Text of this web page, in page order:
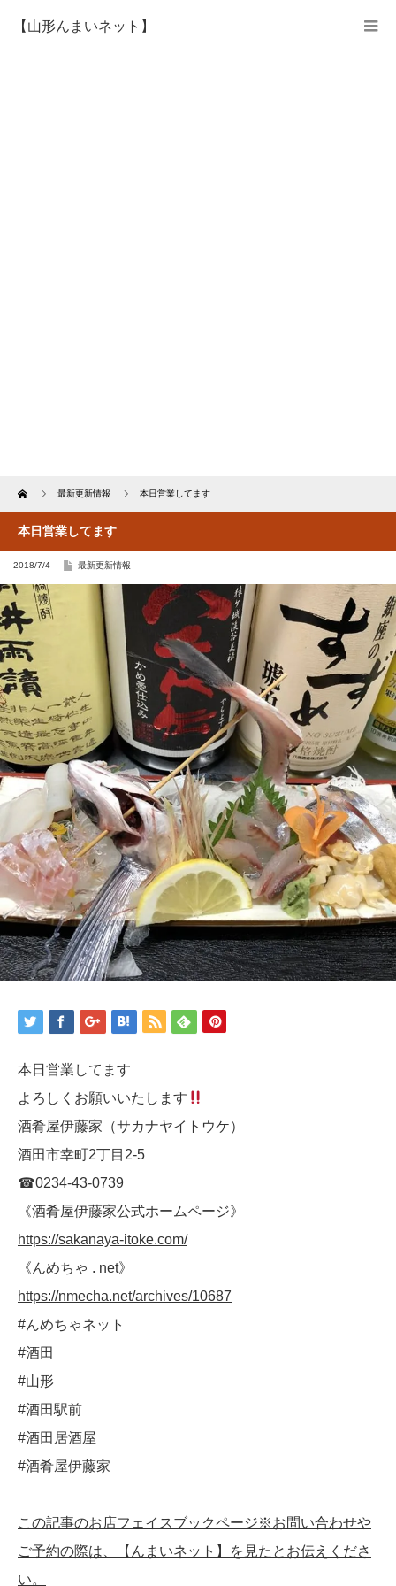
【山形んまいネット】
Home 最新更新情報 本日営業してます
本日営業してます
2018/7/4 最新更新情報
本日営業してます
よろしくお願いいたします
酒肴屋伊藤家（サカナヤイトウケ）
酒田市幸町2丁目2-5
☎︎0234-43-0739
《酒肴屋伊藤家公式ホームページ》
https://sakanaya-itoke.com/
《んめちゃ . net》
https://nmecha.net/archives/10687
#んめちゃネット
#酒田
#山形
#酒田駅前
#酒田居酒屋
#酒肴屋伊藤家
この記事のお店フェイスブックページ※お問い合わせや
ご予約の際は、【んまいネット】を見たとお伝えくださ
い。